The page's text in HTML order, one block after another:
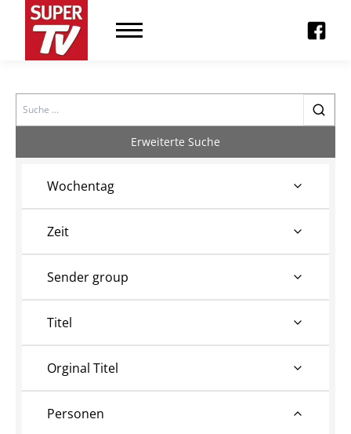
Search
Erweiterte Suche
Wochentag
Zeit
Sender group
Titel
Orginal Titel
Personen